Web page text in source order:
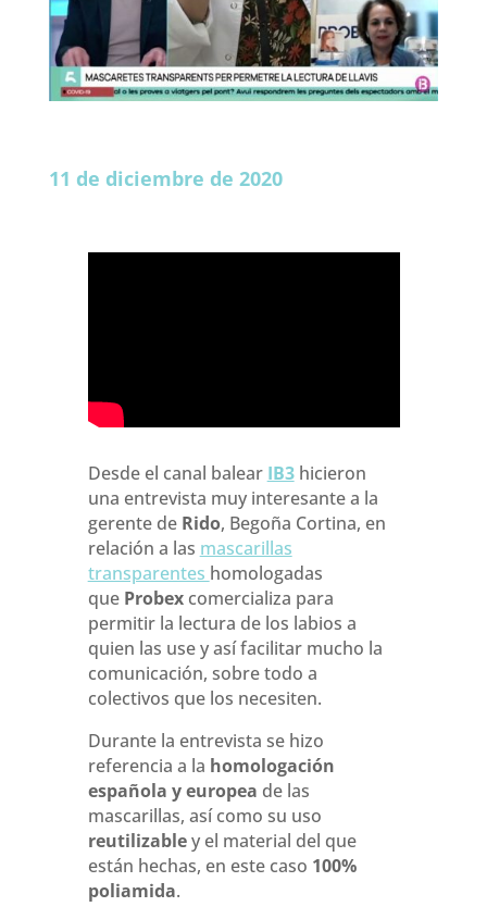
11 de diciembre de 2020
Desde el canal balear IB3 hicieron
una entrevista muy interesante a la
gerente de Rido, Begoña Cortina, en
relación a las mascarillas
transparentes homologadas
que Probex comercializa para
permitir la lectura de los labios a
quien las use y así facilitar mucho la
comunicación, sobre todo a
colectivos que los necesiten.
Durante la entrevista se hizo
referencia a la homologación
española y europea de las
mascarillas, así como su uso
reutilizabley el material del que
están hechas, en este caso 100%
poliamida.